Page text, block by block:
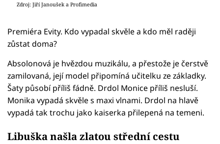
Zdroj: Jiří Janoušek a Profimedia
Premiéra Evity. Kdo vypadal skvěle a kdo měl raději
zůstat doma?
Absolonová je hvězdou muzikálu, a přestože je čerstvě
zamilovaná, její model připomíná učitelku ze základky.
Šaty působí příliš fádně. Drdol Monice příliš nesluší.
Monika vypadá skvěle s maxi vlnami. Drdol na hlavě
vypadá tak trochu jako kaiserka přilepená na temeni.
Libuška našla zlatou střední cestu